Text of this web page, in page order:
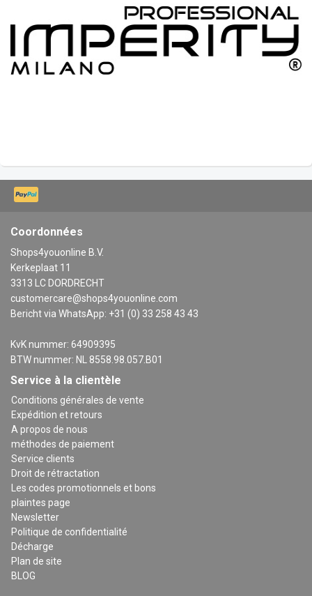
Coordonnées
Shops4youonline B.V.
Kerkeplaat 11
3313 LC DORDRECHT
customercare@shops4youonline.com
Bericht via WhatsApp: +31 (0) 33 258 43 43
KvK nummer: 64909395
BTW nummer: NL 8558.98.057.B01
Service à la clientèle
Conditions générales de vente
Expédition et retours
A propos de nous
méthodes de paiement
Service clients
Droit de rétractation
Les codes promotionnels et bons
plaintes page
Newsletter
Politique de confidentialité
Décharge
Plan de site
BLOG